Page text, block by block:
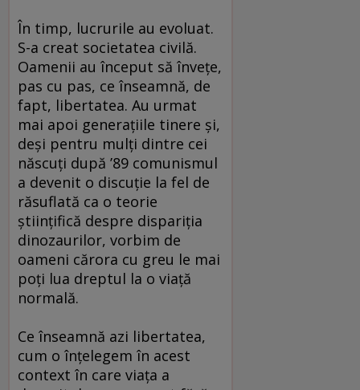
În timp, lucrurile au evoluat.
S-a creat societatea civilă.
Oamenii au început să înveţe,
pas cu pas, ce înseamnă, de
fapt, libertatea. Au urmat
mai apoi generaţiile tinere şi,
deşi pentru mulţi dintre cei
născuţi după ’89 comunismul
a devenit o discuţie la fel de
răsuflată ca o teorie
ştiinţifică despre dispariţia
dinozaurilor, vorbim de
oameni cărora cu greu le mai
poţi lua dreptul la o viaţă
normală.
Ce înseamnă azi libertatea,
cum o înţelegem în acest
context în care viaţa a